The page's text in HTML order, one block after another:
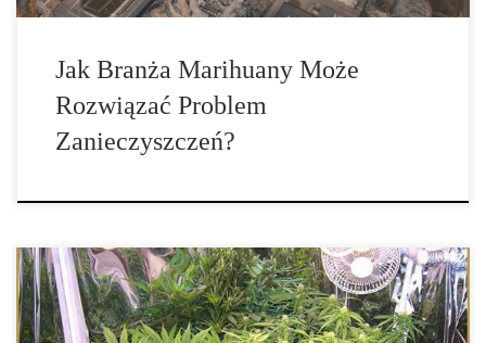
Jak Branża Marihuany Może
Rozwiązać Problem
Zanieczyszczeń?
Nowe przepisy w Indiach, pozwolą na wykorzystanie konopi jako